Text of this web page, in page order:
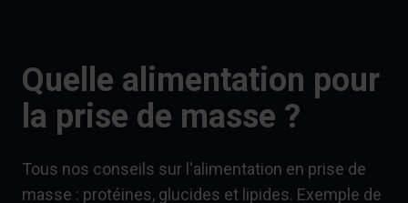
Quelle alimentation pour
la prise de masse ?
Tous nos conseils sur l'alimentation en prise de
masse : protéines, glucides et lipides. Exemple de